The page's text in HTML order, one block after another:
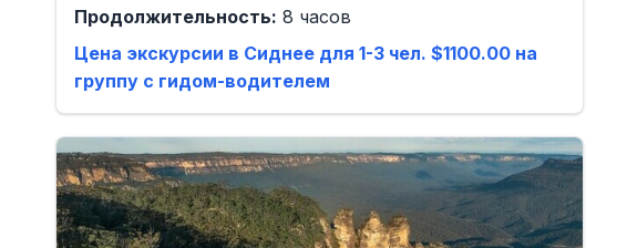
Продолжительность: 8 часов
Цена экскурсии в Сиднее для 1-3 чел. $1100.00 на
группу с гидом-водителем